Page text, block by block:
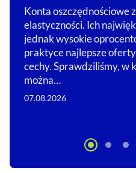
Konta oszczędnościowe
elastyczności. Ich
jednak wysokie
praktyce najlepsze
cechy. Sprawdziliśmy, w
można…
07.08.2026